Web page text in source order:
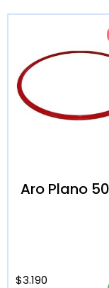
Aro Plano
$3.190